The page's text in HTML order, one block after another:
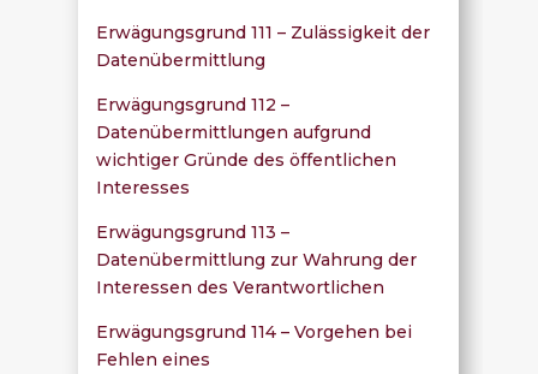
Erwägungsgrund 111 – Zulässigkeit der
Datenübermittlung
Erwägungsgrund 112 –
Datenübermittlungen aufgrund
wichtiger Gründe des öffentlichen
Interesses
Erwägungsgrund 113 –
Datenübermittlung zur Wahrung der
Interessen des Verantwortlichen
Erwägungsgrund 114 – Vorgehen bei
Fehlen eines